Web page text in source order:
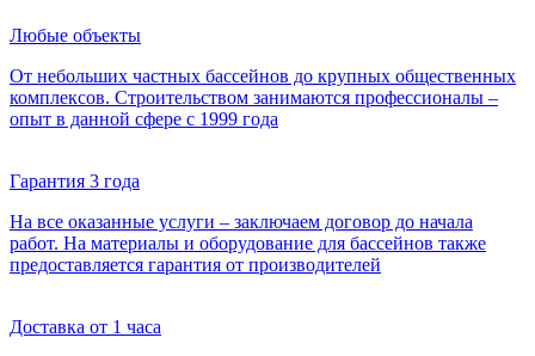
Любые объекты
От небольших частных бассейнов до крупных общественных
комплексов. Строительством занимаются профессионалы –
опыт в данной сфере с 1999 года
Гарантия 3 года
На все оказанные услуги – заключаем договор до начала
работ. На материалы и оборудование для бассейнов также
предоставляется гарантия от производителей
Доставка от 1 часа